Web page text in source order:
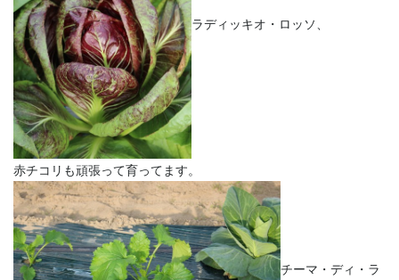
ラディッキオ・ロッソ、
赤チコリも頑張って育ってます。
チーマ・ディ・ラ